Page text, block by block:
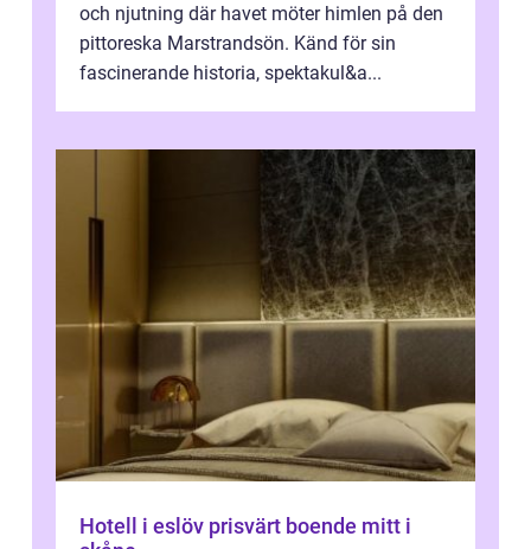
och njutning där havet möter himlen på den
pittoreska Marstrandsön. Känd för sin
fascinerande historia, spektakul&a...
Hotell i eslöv prisvärt boende mitt i